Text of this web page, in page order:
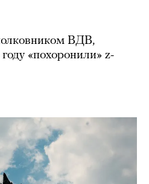
ВДВ,
«похоронили» z-